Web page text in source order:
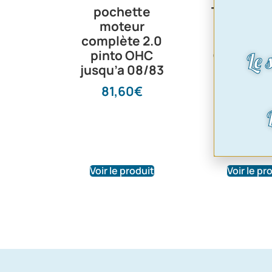
pochette
moteur
complète 2.0
pinto OHC
jusqu’a 08/83
81,60€
Voir le produit
Tete
Pinto-
CVH |
Escort-
Fiesta-
Voir le
Le